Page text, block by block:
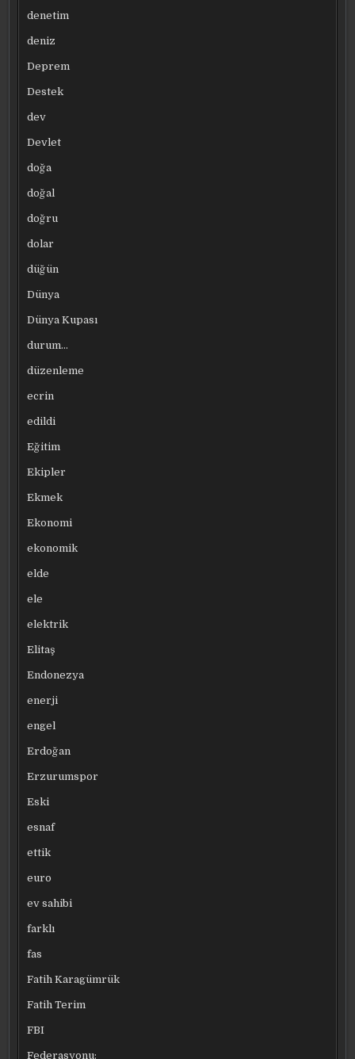
denetim
deniz
Deprem
Destek
dev
Devlet
doğa
doğal
doğru
dolar
düğün
Dünya
Dünya Kupası
durum…
düzenleme
ecrin
edildi
Eğitim
Ekipler
Ekmek
Ekonomi
ekonomik
elde
ele
elektrik
Elitaş
Endonezya
enerji
engel
Erdoğan
Erzurumspor
Eski
esnaf
ettik
euro
ev sahibi
farklı
fas
Fatih Karagümrük
Fatih Terim
FBI
Federasyonu: